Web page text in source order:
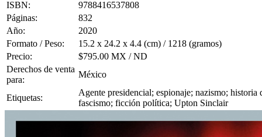
ISBN:
9788416537808
Páginas:
832
Año:
2020
Formato / Peso:
15.2 x 24.2 x 4.4 (cm) / 1218 (gramos)
Precio:
$795.00 MX / ND
Derechos de venta
para:
México
Etiquetas:
Agente presidencial; espionaje; nazismo;
fascismo; ficción política; Upton Sinclair